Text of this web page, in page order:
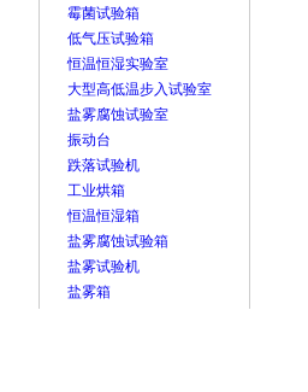
霉菌试验箱
低气压试验箱
恒温恒湿实验室
大型高低温步入试验室
盐雾腐蚀试验室
振动台
跌落试验机
工业烘箱
恒温恒湿箱
盐雾腐蚀试验箱
盐雾试验机
盐雾箱